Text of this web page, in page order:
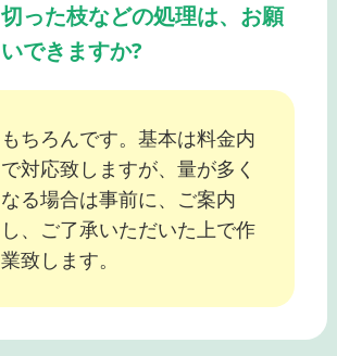
切った枝などの処理は、お願
いできますか?
もちろんです。基本は料金内
で対応致しますが、量が多く
なる場合は事前に、ご案内
し、ご了承いただいた上で作
業致します。